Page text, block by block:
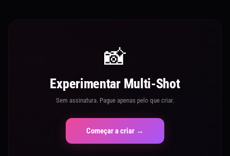
📸
Experimentar Multi-Shot
Sem assinatura. Pague apenas pelo que criar.
Começar a criar →